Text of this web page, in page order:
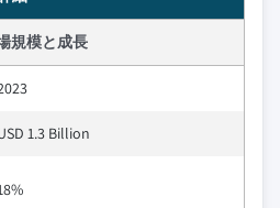
規模と成長
1.3 Billion